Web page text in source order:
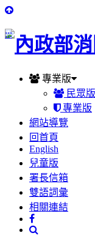
:::
專業版
民眾版
專業版
網站導覽
回首頁
English
兒童版
署長信箱
雙語詞彙
相關連結